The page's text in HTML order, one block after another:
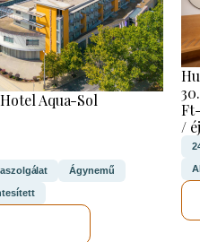
Aqua-Sol
Ágynemű
/